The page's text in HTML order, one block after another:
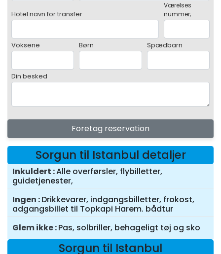
Hotel navn for transfer
Værelses
nummer;
Voksene Børn Spædbarn
Din besked
Foretag reservation
Sorgun til Istanbul detaljer
Inkuldert Alle overførsler, flybilletter,
guidetjenester,
Ingen Drikkevarer, indgangsbilletter, frokost,
adgangsbillet til Topkapi Harem. bådtur
Glem ikke Pas, solbriller, behageligt tøj og sko
Sorgun til Istanbul